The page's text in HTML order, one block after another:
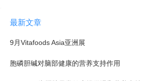
最新文章
9月Vitafoods Asia亚洲展
胞磷胆碱对脑部健康的营养支持作用